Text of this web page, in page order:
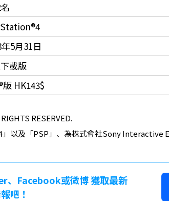
5月31日
載版
版 HK143$
RESERVED.
以及「PSP」、為株式會社Sony Interactive
、Facebook或微博 獲取最新
吧！